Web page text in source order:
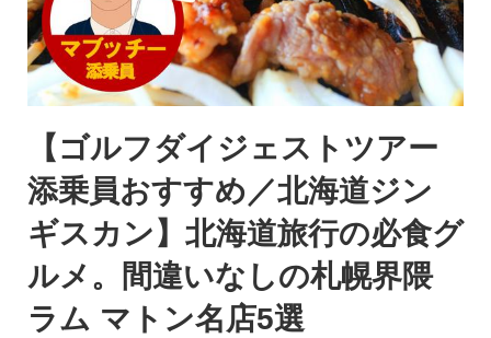
【ゴルフダイジェストツアー
添乗員おすすめ／北海道ジン
ギスカン】北海道旅行の必食グ
ルメ。間違いなしの札幌界隈
ラム マトン名店5選